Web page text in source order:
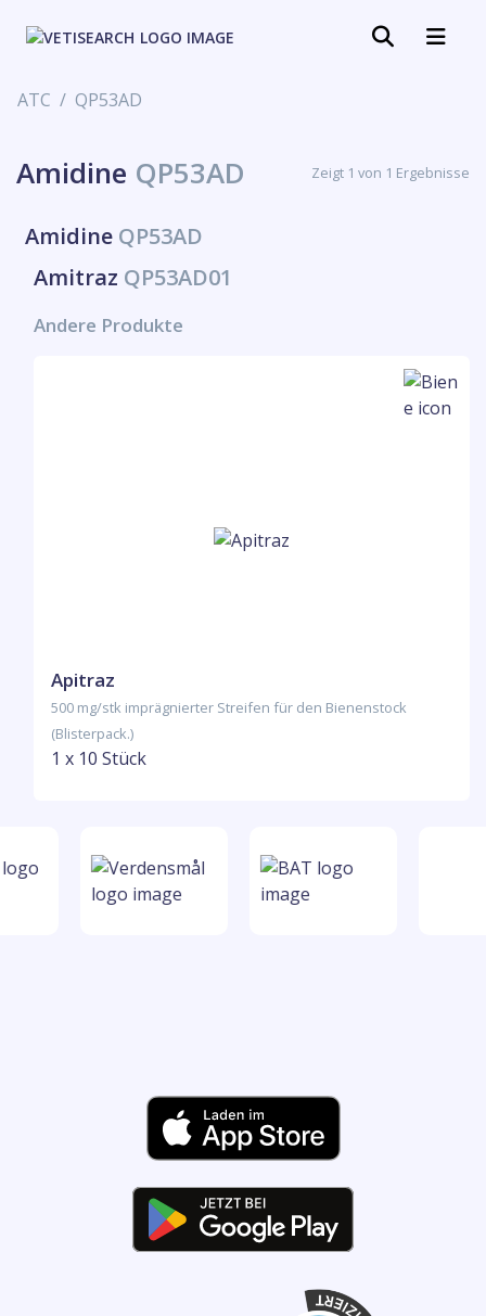
ATC QP53AD
Amidine QP53AD Zeigt 1 von 1 Ergebnisse
Amidine QP53AD
Amitraz QP53AD01
Andere Produkte
Apitraz
500 mg/stk imprägnierter Streifen für den Bienenstock
(Blisterpack.)
1 x 10 Stück